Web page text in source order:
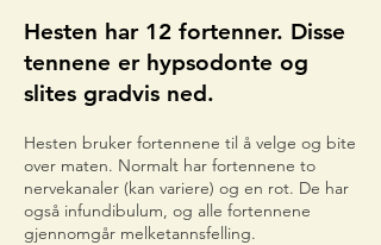
Hesten har 12 fortenner. Disse
tennene er hypsodonte og
slites gradvis ned.
Hesten bruker fortennene til å velge og bite
over maten. Normalt har fortennene to
nervekanaler (kan variere) og en rot. De har
også infundibulum, og alle fortennene
gjennomgår melketannsfelling.